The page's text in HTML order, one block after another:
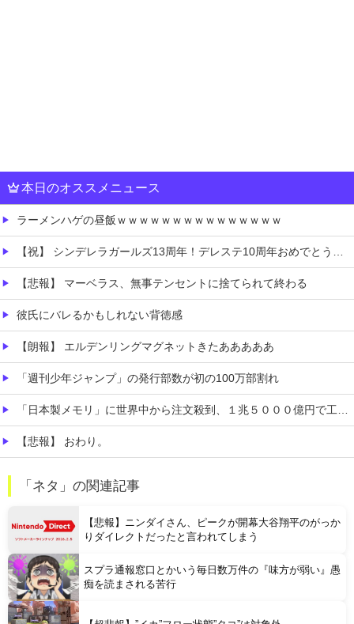
本日のオススメニュース
ラーメンハゲの昼飯ｗｗｗｗｗｗｗｗｗｗｗｗｗｗｗ
【祝】 シンデレラガールズ13周年！デレステ10周年おめでとう！ガチャ更新SSR八神マキノ・イベントSRイヴ、SR望月聖！
【悲報】 マーベラス、無事テンセントに捨てられて終わる
彼氏にバレるかもしれない背徳感
【朗報】 エルデンリングマグネットきたあああああ
「週刊少年ジャンプ」の発行部数が初の100万部割れ
「日本製メモリ」に世界中から注文殺到、１兆５０００億円で工場増築へ
【悲報】 おわり。
「ネタ」の関連記事
【悲報】ニンダイさん、ピークが開幕大谷翔平のがっか
りダイレクトだったと言われてしまう
スプラ通報窓口とかいう毎日数万件の『味方が弱い』愚
痴を読まされる苦行